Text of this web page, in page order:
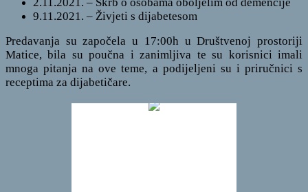
2.11.2021. – Skrb o osobama oboljelim od demencije
9.11.2021. – Živjeti s dijabetesom
Predavanja su započela u 17:00h u Društvenoj prostoriji
Matice, bila su poučna i zanimljiva te su korisnici imali
mnoga pitanja na ove teme, a podijeljeni su i priručnici s
receptima za dijabetičare.